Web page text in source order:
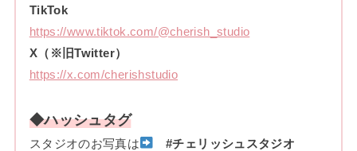
TikTok
https://www.tiktok.com/@cherish_studio
X（※旧Twitter）
https://x.com/cherishstudio
◆ハッシュタグ
スタジオのお写真は
#チェリッシュスタジオ